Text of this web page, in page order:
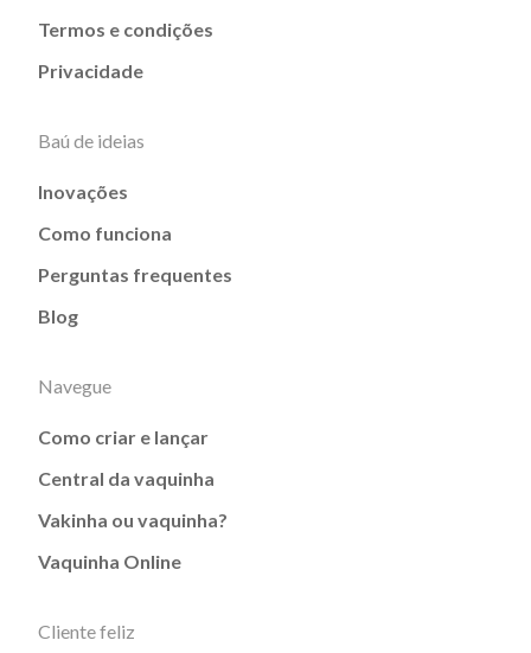
Termos e condições
Privacidade
Baú de ideias
Inovações
Como funciona
Perguntas frequentes
Blog
Navegue
Como criar e lançar
Central da vaquinha
Vakinha ou vaquinha?
Vaquinha Online
Cliente feliz